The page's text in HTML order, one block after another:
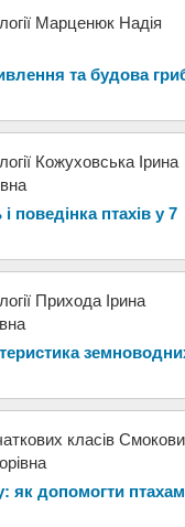
Марценюк Надія
та будова
Кожуховська Ірина
і поведінка птахів у 7
Прихода Ірина
класів
як допомогти